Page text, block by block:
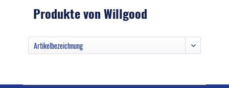
Produkte von Willgood